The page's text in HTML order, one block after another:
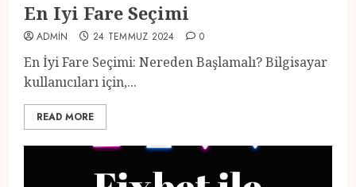
En Iyi Fare Seçimi
ADMIN 24 TEMMUZ 2024 0
En İyi Fare Seçimi: Nereden Başlamalı? Bilgisayar
kullanıcıları için,...
READ MORE